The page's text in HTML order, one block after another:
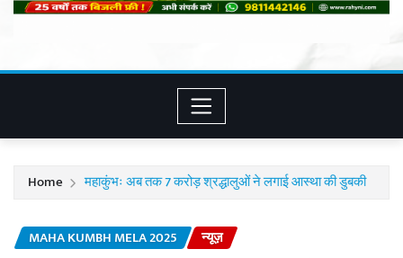
Home महाकुंभः अब तक 7 करोड़ श्रद्धालुओं ने लगाई आस्था की डुबकी
MAHA KUMBH MELA 2025 न्यूज़